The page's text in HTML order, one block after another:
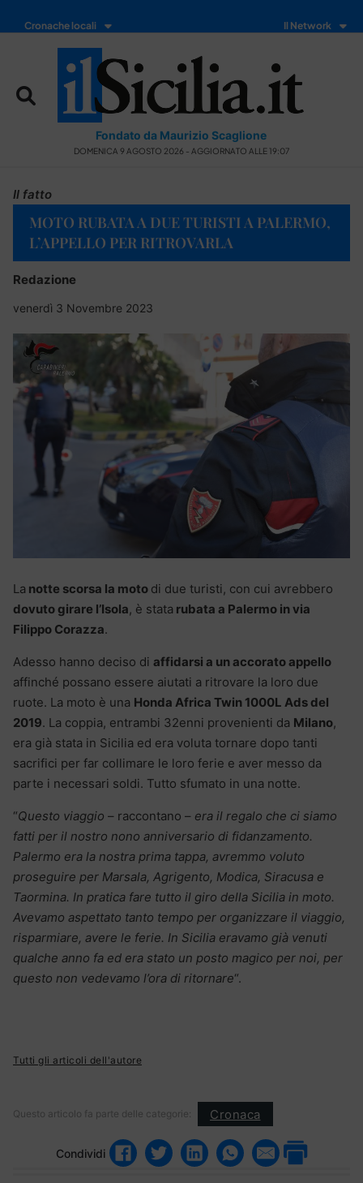
Cronache locali Il Network
Fondato da Maurizio Scaglione
DOMENICA 9 AGOSTO 2026 - AGGIORNATO ALLE 19:07
Il fatto
MOTO RUBATA A DUE TURISTI A PALERMO,
L’APPELLO PER RITROVARLA
Redazione
venerdì 3 Novembre 2023
La notte scorsa la moto di due turisti, con cui avrebbero
dovuto girare l’Isola, è stata rubata a Palermo in via
Filippo Corazza.
Adesso hanno deciso di affidarsi a un accorato appello
affinché possano essere aiutati a ritrovare la loro due
ruote. La moto è una Honda Africa Twin 1000L Ads del
2019. La coppia, entrambi 32enni provenienti da Milano,
era già stata in Sicilia ed era voluta tornare dopo tanti
sacrifici per far collimare le loro ferie e aver messo da
parte i necessari soldi. Tutto sfumato in una notte.
“Questo viaggio – raccontano – era il regalo che ci siamo
fatti per il nostro nono anniversario di fidanzamento.
Palermo era la nostra prima tappa, avremmo voluto
proseguire per Marsala, Agrigento, Modica, Siracusa e
Taormina. In pratica fare tutto il giro della Sicilia in moto.
Avevamo aspettato tanto tempo per organizzare il viaggio,
risparmiare, avere le ferie. In Sicilia eravamo già venuti
qualche anno fa ed era stato un posto magico per noi, per
questo non vedevamo l’ora di ritornare“.
Tutti gli articoli dell'autore
Questo articolo fa parte delle categorie: Cronaca
Condividi